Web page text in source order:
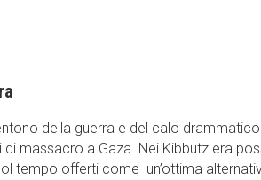
della guerra e del calo
massacro a Gaza. Nei Kibbutz era
tempo offerti come un’ottima